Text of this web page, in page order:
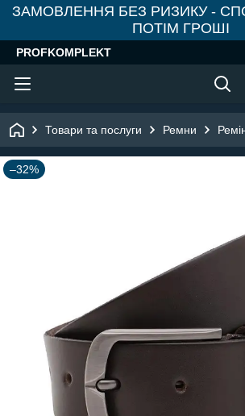
ЗАМОВЛЕННЯ БЕЗ РИЗИКУ -
ПОТІМ ГРОШІ
PROFKOMPLEKT
Товари та послуги Ремни
–32%